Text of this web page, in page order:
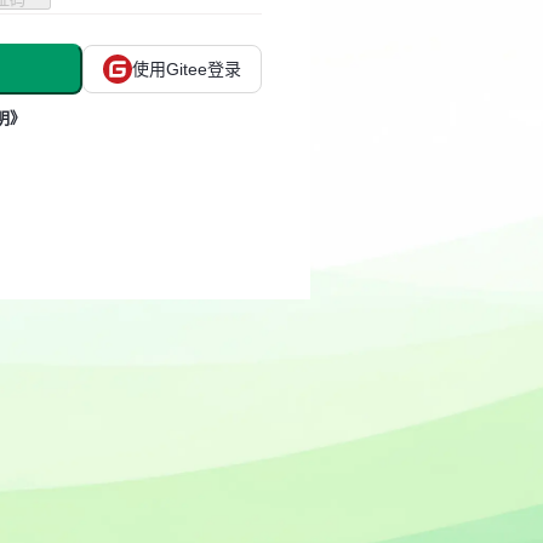
使用Gitee登录
》